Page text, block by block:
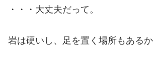
・・・大丈夫だって。
岩は硬いし、足を置く場所もあるか